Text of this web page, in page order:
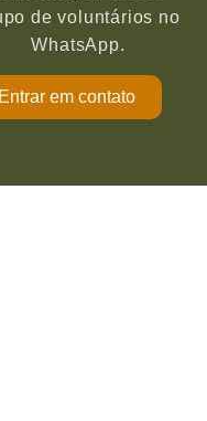
de voluntários no
WhatsApp.
Entrar em contato